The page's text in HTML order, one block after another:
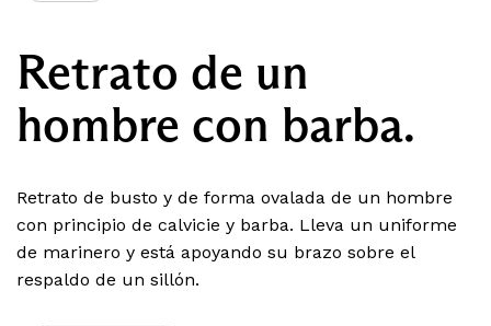
Retrato de un
hombre con barba.
Retrato de busto y de forma ovalada de un hombre
con principio de calvicie y barba. Lleva un uniforme
de marinero y está apoyando su brazo sobre el
respaldo de un sillón.